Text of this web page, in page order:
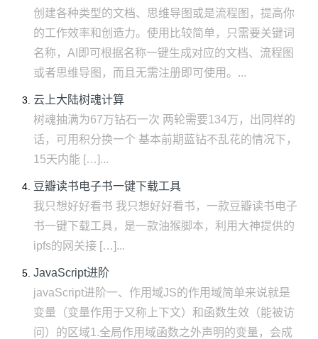
创建各种类型的文档、思维导图或是流程图，提高你
的工作效率和创造力。使用比较简单，只需要关键词
名称，AI即可根据名称一键生成对应的文档、流程图
或者思维导图，而且无需注册即可使用。...
云上大陆树魂计算
树魂抽满为67万钻石一次 两轮需要134万，出同样的
话，可用积分换一个 基本前期蓝钻不乱花的情况下，
15天内能 […]...
豆瓣读书电子书一键下载工具
我只想好好看书 我只想好好看书，一款豆瓣读书电子
书一键下载工具，是一款油猴脚本，利用大神提供的
ipfs的网关接 […]...
JavaScript进阶
javaScript进阶一、作用域JS的作用域简单来说就是
变量（变量作用于又称上下文）和函数生效（能被访
问）的区域1.全局作用域函数之外声明的变量，会成